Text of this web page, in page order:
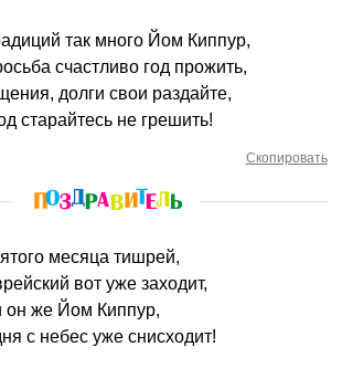
так много Йом Киппур,
счастливо год прожить,
долги свои раздайте,
старайтесь не грешить!
Скопировать
месяца тишрей,
вот уже заходит,
он же Йом Киппур,
с небес уже снисходит!